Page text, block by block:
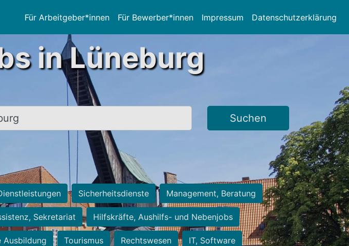
Für Arbeitgeber*innen Für Bewerber*innen Impressum Datenschutzerklärung
in Lüneburg
Suchen
Sicherheitsdienste Management, Beratung
Sekretariat Hilfskräfte, Aushilfs- und Nebenjobs
Ausbildung Tourismus Rechtswesen IT, Software